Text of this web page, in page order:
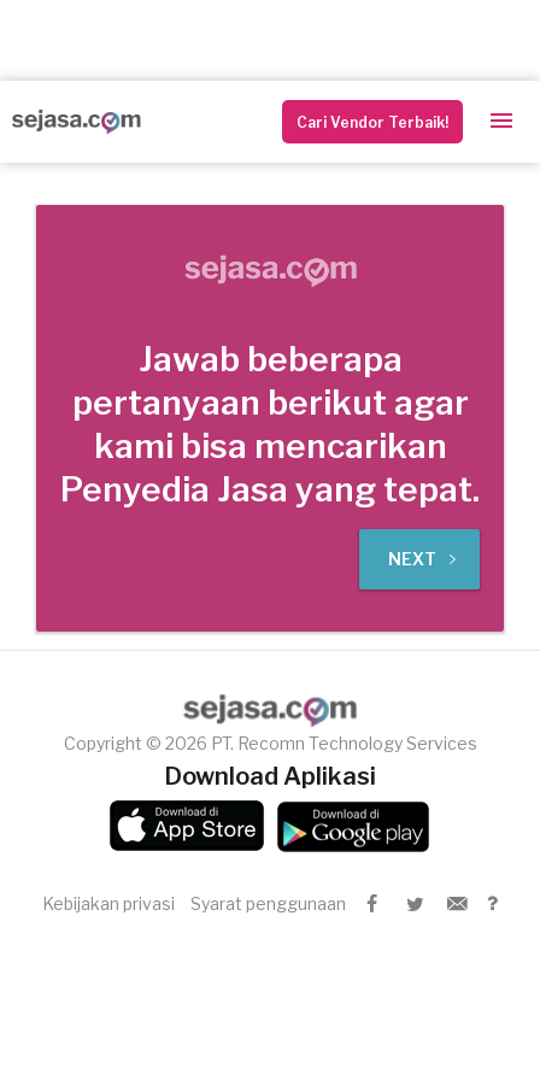
Cari Vendor Terbaik!
Jawab beberapa
pertanyaan berikut agar
kami bisa mencarikan
Penyedia Jasa yang tepat.
NEXT
Copyright © 2026 PT. Recomn Technology Services
Download Aplikasi
Kebijakan privasi Syarat penggunaan